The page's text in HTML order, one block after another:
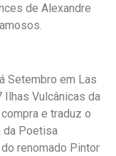
de Alexandre
Setembro em Las
Ilhas Vulcânicas da
e traduz o
da Poetisa
renomado Pintor